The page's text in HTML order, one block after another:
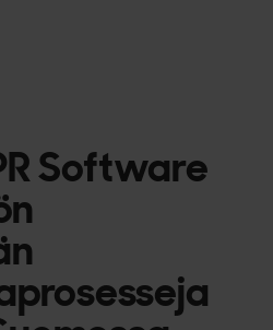
Software